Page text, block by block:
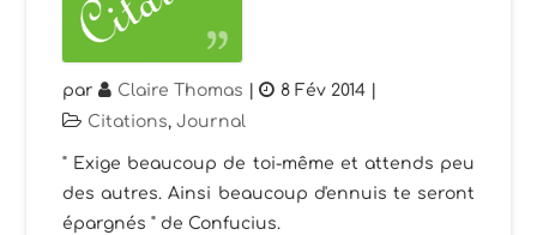
par Claire Thomas | 8 Fév 2014
Citations,Journal
" Exige beaucoup de toi-même et attends peu
des autres. Ainsi beaucoup d'ennuis te seront
épargnés " de Confucius.